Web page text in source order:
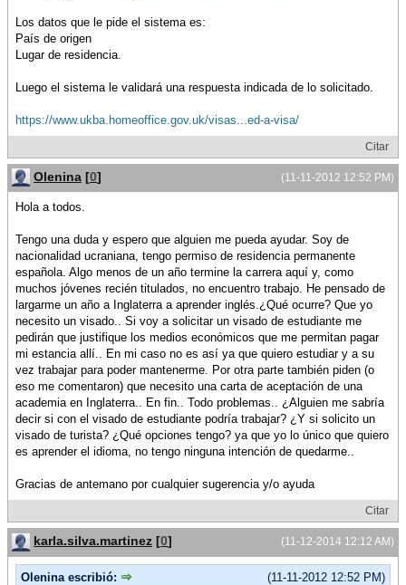
Los datos que le pide el sistema es:
Paí­s de origen
Lugar de residencia.
Luego el sistema le validará una respuesta indicada de lo solicitado.
https://www.ukba.homeoffice.gov.uk/visas...ed-a-visa/
Citar
(11-11-2012 12:52 PM)
Olenina [0]
Hola a todos.
Tengo una duda y espero que alguien me pueda ayudar. Soy de
nacionalidad ucraniana, tengo permiso de residencia permanente
española. Algo menos de un año termine la carrera aquí­ y, como
muchos jóvenes recién titulados, no encuentro trabajo. He pensado de
largarme un año a Inglaterra a aprender inglés.¿Qué ocurre? Que yo
necesito un visado.. Si voy a solicitar un visado de estudiante me
pedirán que justifique los medios económicos que me permitan pagar
mi estancia allí­.. En mi caso no es así­ ya que quiero estudiar y a su
vez trabajar para poder mantenerme. Por otra parte también piden (o
eso me comentaron) que necesito una carta de aceptación de una
academia en Inglaterra.. En fin.. Todo problemas.. ¿Alguien me sabrí­a
decir si con el visado de estudiante podrí­a trabajar? ¿Y si solicito un
visado de turista? ¿Qué opciones tengo? ya que yo lo único que quiero
es aprender el idioma, no tengo ninguna intención de quedarme..
Gracias de antemano por cualquier sugerencia y/o ayuda
Citar
(11-12-2014 12:12 AM)
karla.silva.martinez [0]
(11-11-2012 12:52 PM)
Olenina escribió: